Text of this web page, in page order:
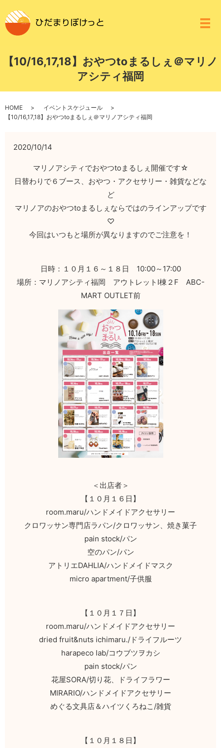
メ
【10/16,17,18】おやつtoまるしぇ＠マリノ
アシティ福岡
HOME
イベントスケジュール
【10/16,17,18】おやつtoまるしぇ＠マリノアシティ福岡
2020/10/14
マリノアシティでおやつtoまるしぇ開催です☆
日替わりで６ブース、おやつ・アクセサリー・雑貨などな
ど
マリノアのおやつtoまるしぇならではのラインアップです
♡
今回はいつもと場所が異なりますのでご注意を！
日時：１０月１６～１８日 10:00～17:00
場所：マリノアシティ福岡 アウトレットⅠ棟２F ABC-
MART OUTLET前
＜出店者＞
【１０月１６日】
room.maru/ハンドメイドアクセサリー
クロワッサン専門店ラパン/クロワッサン、焼き菓子
pain stock/パン
空のパン/パン
アトリエDAHLIA/ハンドメイドマスク
micro apartment/子供服
【１０月１７日】
room.maru/ハンドメイドアクセサリー
dried fruit&nuts ichimaru./ドライフルーツ
harapeco lab/コウブツヲカシ
pain stock/パン
花屋SORA/切り花、ドライフラワー
MIRARIO/ハンドメイドアクセサリー
めぐる文具店＆ハイツくろねこ/雑貨
【１０月１８日】